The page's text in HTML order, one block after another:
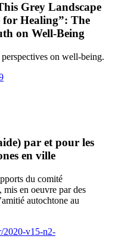
Grey Landscape
for Healing”: The
on Well-Being
on well-being.
par et pour les
en ville
du comité
en oeuvre par des
autochtone au
2020-v15-n2-